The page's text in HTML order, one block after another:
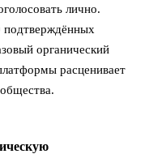
лично.
органический
расценивает